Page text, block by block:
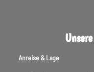
Anreise & Lage